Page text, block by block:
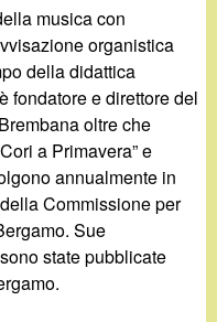
musica con
organistica
della didattica
fondatore e direttore del
oltre che
a Primavera” e
annualmente in
Commissione per
Sue
state pubblicate